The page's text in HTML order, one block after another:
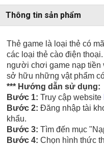
Thông tin sản phẩm
Thẻ game là loại thẻ có
các loại thẻ cào điện
người chơi game nạp tiền
sở hữu những vật phẩm
*** Hướng dẫn sử dụng:
Bước 1: Truy cập website
Bước 2: Đăng nhập tài
khẩu.
Bước 3:Tìm đến mục
Bước 4: Chọn hình thức